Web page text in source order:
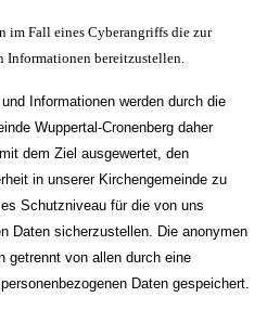
im Fall eines Cyberangriffs die zur
Informationen bereitzustellen.
Informationen werden durch die
Wuppertal-Cronenberg daher
dem Ziel ausgewertet, den
in unserer Kirchengemeinde zu
Schutzniveau für die von uns
Daten sicherzustellen. Die anonymen
getrennt von allen durch eine
Daten gespeichert.